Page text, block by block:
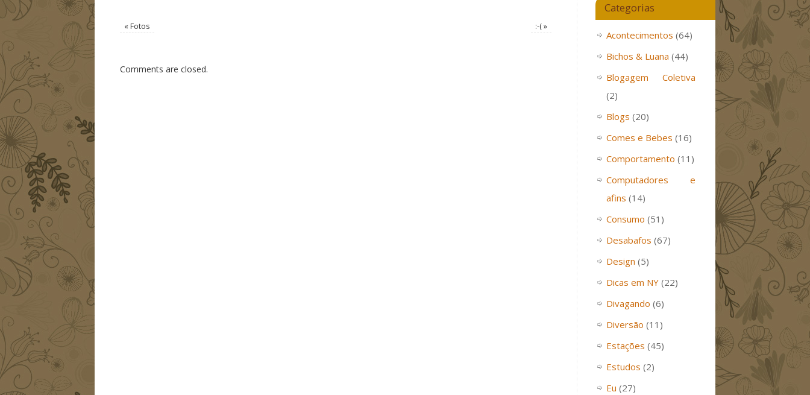
« Fotos :-(»
Comments are closed.
Categorias
Acontecimentos (64)
Bichos & Luana (44)
Blogagem Coletiva
(2)
Blogs (20)
Comes e Bebes (16)
Comportamento (11)
Computadores e
afins (14)
Consumo (51)
Desabafos (67)
Design (5)
Dicas em NY (22)
Divagando (6)
Diversão (11)
Estações (45)
Estudos (2)
Eu (27)